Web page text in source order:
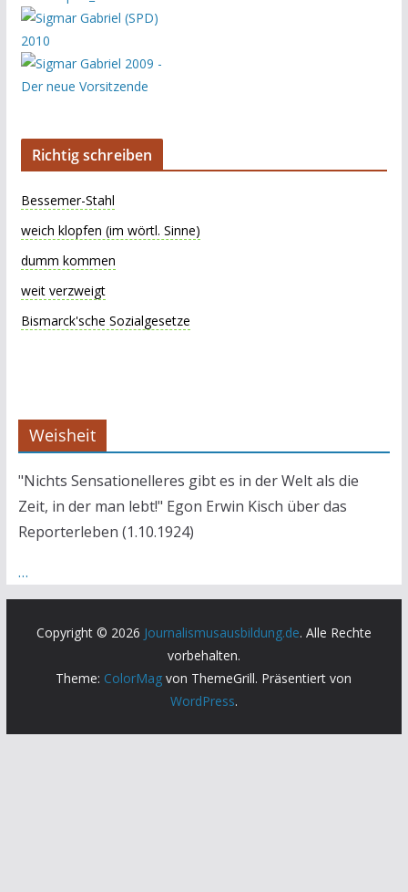
Richtig schreiben
Bessemer-Stahl
weich klopfen (im wörtl. Sinne)
dumm kommen
weit verzweigt
Bismarck'sche Sozialgesetze
Weisheit
"Nichts Sensationelleres gibt es in der Welt als die
Zeit, in der man lebt!" Egon Erwin Kisch über das
Reporterleben (1.10.1924)
…
Copyright © 2026 Journalismusausbildung.de. Alle Rechte
vorbehalten.
Theme: ColorMag von ThemeGrill. Präsentiert von
WordPress.